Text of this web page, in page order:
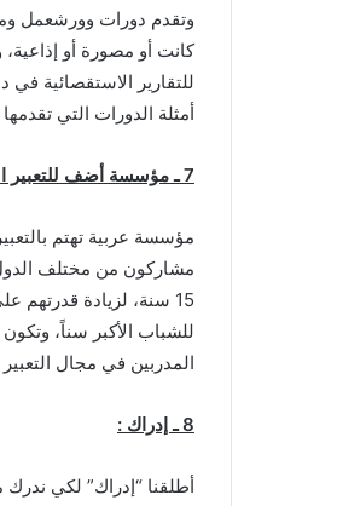
وتقدم دورات وورشعمل
كانت أو مصورة أو
للتقارير الاستقصائية
أمثلة الدورات التي
7 ـ مؤسسة أضف للتعبير الرقمي :
مؤسسة عربية تهتم
15 سنة، لزيادة
للشباب الأكبر سناً،
المدربين في مجال
8 ـ إدراك :
أطلقنا “إدراك” لكي ندرك